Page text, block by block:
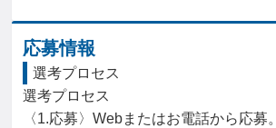
応募情報
選考プロセス
選考プロセス
〈1.応募〉Webまたはお電話から応募。